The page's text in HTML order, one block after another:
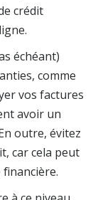
crédit
échéant)
comme
vos factures
avoir un
outre, évitez
car cela peut